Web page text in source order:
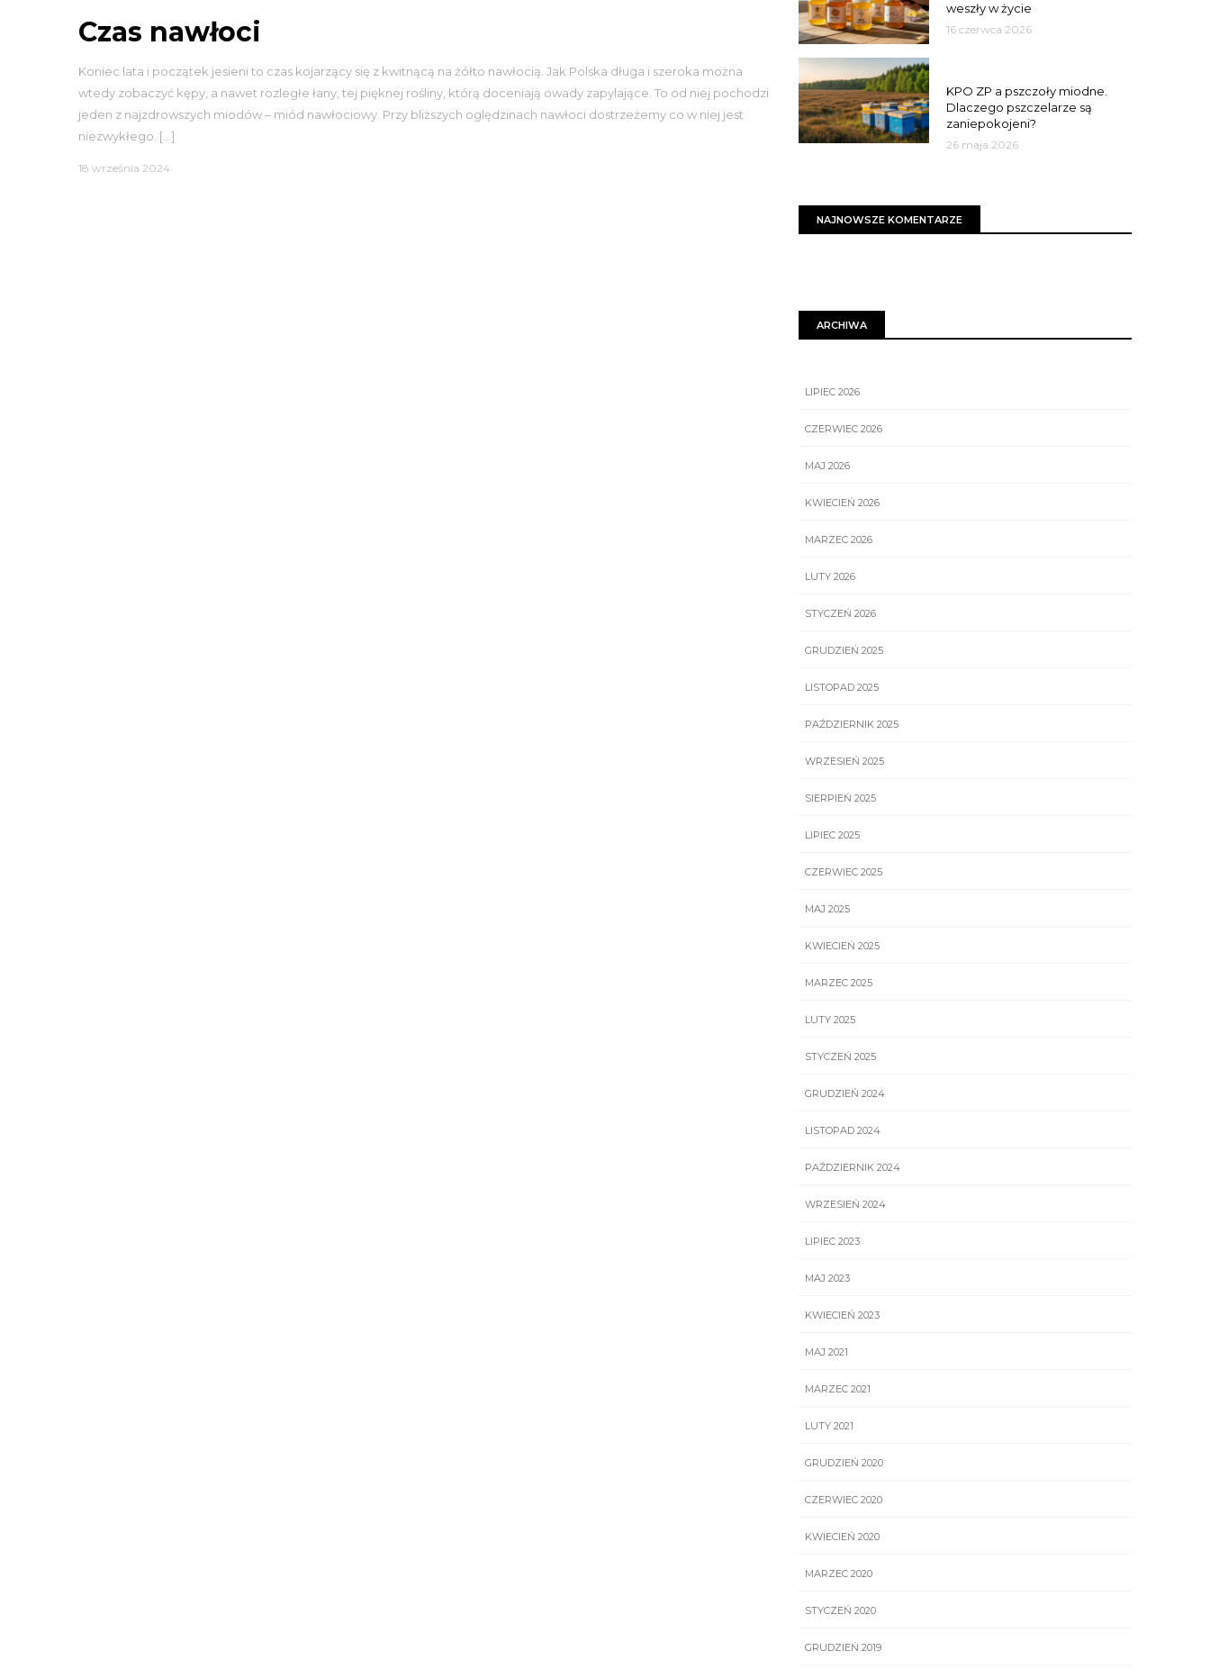
Czas nawłoci
Koniec lata i początek jesieni to czas kojarzący się z kwitnącą na żółto nawłocią. Jak Polska długa i szeroka można
wtedy zobaczyć kępy, a nawet rozległe łany, tej pięknej rośliny, którą doceniają owady zapylające. To od niej pochodzi
jeden z najzdrowszych miodów – miód nawłociowy. Przy bliższych oględzinach nawłoci dostrzeżemy co w niej jest
niezwykłego. […]
18 września 2024
weszły w życie
16 czerwca 2026
KPO ZP a pszczoły miodne.
Dlaczego pszczelarze są
zaniepokojeni?
26 maja 2026
NAJNOWSZE KOMENTARZE
ARCHIWA
LIPIEC 2026
CZERWIEC 2026
MAJ 2026
KWIECIEŃ 2026
MARZEC 2026
LUTY 2026
STYCZEŃ 2026
GRUDZIEŃ 2025
LISTOPAD 2025
PAŹDZIERNIK 2025
WRZESIEŃ 2025
SIERPIEŃ 2025
LIPIEC 2025
CZERWIEC 2025
MAJ 2025
KWIECIEŃ 2025
MARZEC 2025
LUTY 2025
STYCZEŃ 2025
GRUDZIEŃ 2024
LISTOPAD 2024
PAŹDZIERNIK 2024
WRZESIEŃ 2024
LIPIEC 2023
MAJ 2023
KWIECIEŃ 2023
MAJ 2021
MARZEC 2021
LUTY 2021
GRUDZIEŃ 2020
CZERWIEC 2020
KWIECIEŃ 2020
MARZEC 2020
STYCZEŃ 2020
GRUDZIEŃ 2019